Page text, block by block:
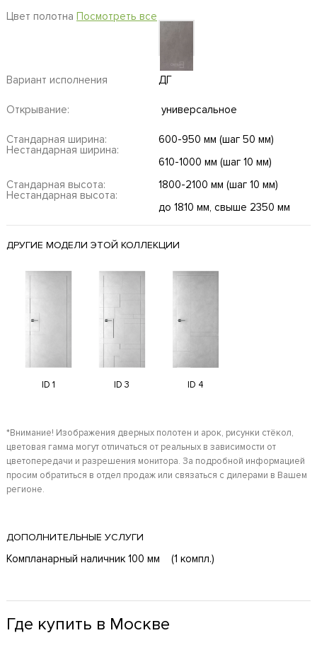
Цвет полотна Посмотреть все
Вариант исполнения ДГ
Открывание: универсальное
Стандарная ширина:
600-950 мм (шаг 50 мм)
Нестандарная ширина:
610-1000 мм (шаг 10 мм)
Стандарная высота:
1800-2100 мм (шаг 10 мм)
Нестандарная высота:
до 1810 мм, свыше 2350 мм
ДРУГИЕ МОДЕЛИ ЭТОЙ КОЛЛЕКЦИИ
ID 1 ID 3 ID 4
*Внимание! Изображения дверных полотен и арок, рисунки стёкол,
цветовая гамма могут отличаться от реальных в зависимости от
цветопередачи и разрешения монитора. За подробной информацией
просим обратиться в отдел продаж или связаться с дилерами в Вашем
регионе.
ДОПОЛНИТЕЛЬНЫЕ УСЛУГИ
Компланарный наличник 100 мм (1 компл.)
Где купить в Москве